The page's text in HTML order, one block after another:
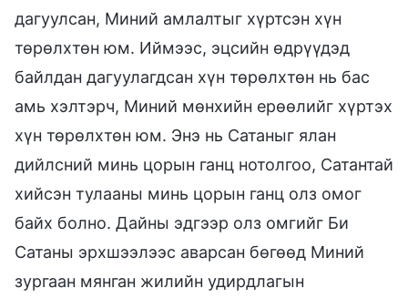
дагуулсан, Миний амлалтыг хүртсэн хүн
төрөлхтөн юм. Иймээс, эцсийн өдрүүдэд
байлдан дагуулагдсан хүн төрөлхтөн нь бас
амь хэлтэрч, Миний мөнхийн ерөөлийг хүртэх
хүн төрөлхтөн юм. Энэ нь Сатаныг ялан
дийлсний минь цорын ганц нотолгоо, Сатантай
хийсэн тулааны минь цорын ганц олз омог
байх болно. Дайны эдгээр олз омгийг Би
Сатаны эрхшээлээс аварсан бөгөөд Миний
зургаан мянган жилийн удирдлагын